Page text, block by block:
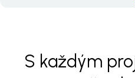
S každým